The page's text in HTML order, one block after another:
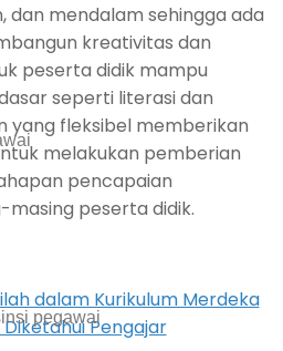
pegawai
dan mendalam sehingga ada
kreativitas dan
peserta didik mampu
seperti literasi dan
yang fleksibel memberikan
melakukan pemberian
pencapaian
peserta didik.
dalam Kurikulum Merdeka
Pengajar